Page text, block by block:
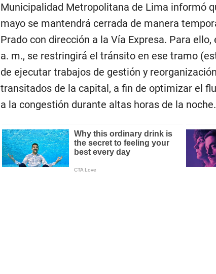
Municipalidad Metropolitana de Lima informó
mayo se mantendrá cerrada de manera
Prado con dirección a la Vía Expresa. Para
a. m., se restringirá el tránsito en ese tramo
de ejecutar trabajos de gestión y
transitados de la capital, a fin de optimizar el
a la congestión durante altas horas de la noche.